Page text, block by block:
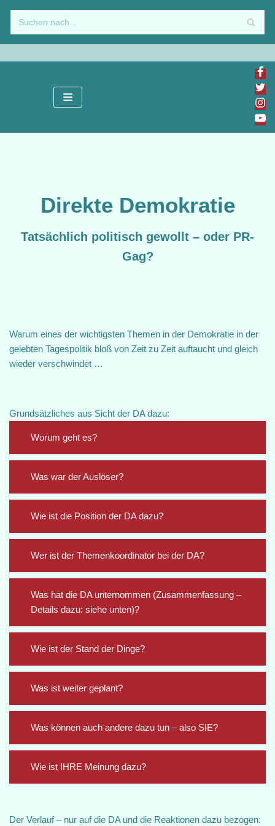
Zum
Inhalt
springen
Direkte Demokratie
Tatsächlich politisch gewollt – oder PR-
Gag?
Warum eines der wichtigsten Themen in der Demokratie in der
gelebten Tagespolitik bloß von Zeit zu Zeit auftaucht und gleich
wieder verschwindet …
Grundsätzliches aus Sicht der DA dazu:
Worum geht es?
Was war der Auslöser?
Wie ist die Position der DA dazu?
Wer ist der Themenkoordinator bei der DA?
Was hat die DA unternommen (Zusammenfassung –
Details dazu: siehe unten)?
Wie ist der Stand der Dinge?
Was ist weiter geplant?
Was können auch andere dazu tun – also SIE?
Wie ist IHRE Meinung dazu?
Der Verlauf – nur auf die DA und die Reaktionen dazu bezogen: